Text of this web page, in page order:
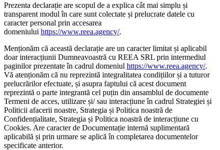
Prezenta declarație are scopul de a explica cât mai simplu și
transparent modul în care sunt colectate și prelucrate datele cu
caracter personal prin accesarea
domeniului https://www.reea.agency/.
Menționăm că această declarație are un caracter limitat și aplicabil
doar interacțiunii Dumneavoastră cu REEA SRL prin intermediul
paginilor prezentate în cadrul domeniul https://www.reea.agency/.
Vă atenționăm că nu reprezintă integralitatea condițiilor și a tuturor
prelucrărilor efectuate, și asupra faptului că acest document
reprezintă o parte integrantă cel puțin din ansamblul de documente
Termeni de acces, utilizare și/ sau interacțiune în cadrul Strategiei și
Politicii afacerii noastre, Strategia și Politica noastră de
Confidențialitate, Strategia și Politica noastră de interacțiune cu
Cookies. Are caracter de Documentație internă suplimentară
aplicabilă și prin urmare se aplică în completarea documentelor
specificate anterior.